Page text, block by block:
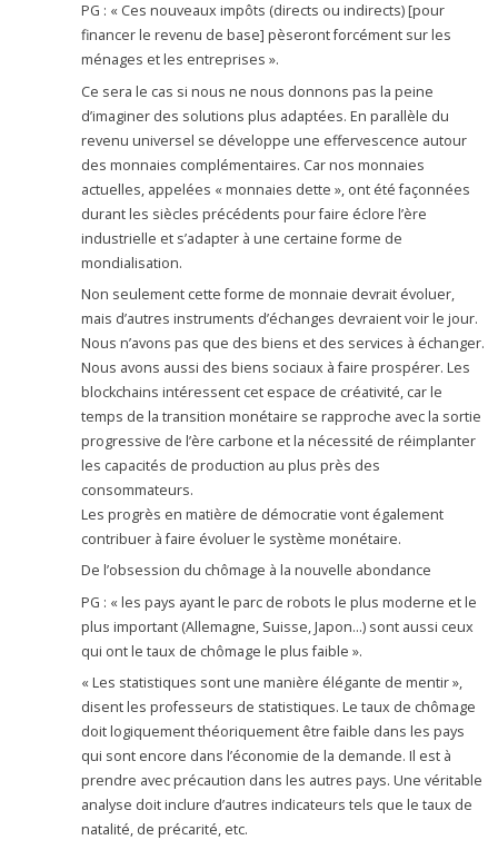
PG : « Ces nouveaux impôts (directs ou indirects) [pour
financer le revenu de base] pèseront forcément sur les
ménages et les entreprises ».
Ce sera le cas si nous ne nous donnons pas la peine
d’imaginer des solutions plus adaptées. En parallèle du
revenu universel se développe une effervescence autour
des monnaies complémentaires. Car nos monnaies
actuelles, appelées « monnaies dette », ont été façonnées
durant les siècles précédents pour faire éclore l’ère
industrielle et s’adapter à une certaine forme de
mondialisation.
Non seulement cette forme de monnaie devrait évoluer,
mais d’autres instruments d’échanges devraient voir le jour.
Nous n’avons pas que des biens et des services à échanger.
Nous avons aussi des biens sociaux à faire prospérer. Les
blockchains intéressent cet espace de créativité, car le
temps de la transition monétaire se rapproche avec la sortie
progressive de l’ère carbone et la nécessité de réimplanter
les capacités de production au plus près des
consommateurs.
Les progrès en matière de démocratie vont également
contribuer à faire évoluer le système monétaire.
De l’obsession du chômage à la nouvelle abondance
PG : « les pays ayant le parc de robots le plus moderne et le
plus important (Allemagne, Suisse, Japon…) sont aussi ceux
qui ont le taux de chômage le plus faible ».
« Les statistiques sont une manière élégante de mentir »,
disent les professeurs de statistiques. Le taux de chômage
doit logiquement théoriquement être faible dans les pays
qui sont encore dans l’économie de la demande. Il est à
prendre avec précaution dans les autres pays. Une véritable
analyse doit inclure d’autres indicateurs tels que le taux de
natalité, de précarité, etc.